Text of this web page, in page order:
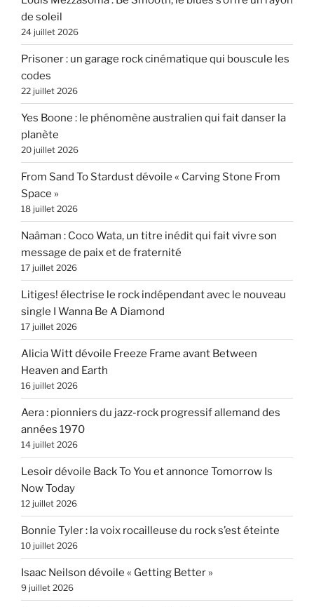
de soleil
24 juillet 2026
Prisoner : un garage rock cinématique qui bouscule les
codes
22 juillet 2026
Yes Boone : le phénomène australien qui fait danser la
planète
20 juillet 2026
From Sand To Stardust dévoile « Carving Stone From
Space »
18 juillet 2026
Naâman : Coco Wata, un titre inédit qui fait vivre son
message de paix et de fraternité
17 juillet 2026
Litiges! électrise le rock indépendant avec le nouveau
single I Wanna Be A Diamond
17 juillet 2026
Alicia Witt dévoile Freeze Frame avant Between
Heaven and Earth
16 juillet 2026
Aera : pionniers du jazz-rock progressif allemand des
années 1970
14 juillet 2026
Lesoir dévoile Back To You et annonce Tomorrow Is
Now Today
12 juillet 2026
Bonnie Tyler : la voix rocailleuse du rock s’est éteinte
10 juillet 2026
Isaac Neilson dévoile « Getting Better »
9 juillet 2026